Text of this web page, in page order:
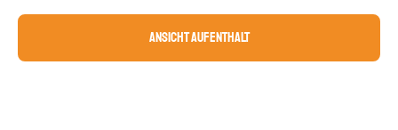
Ansicht Aufenthalt